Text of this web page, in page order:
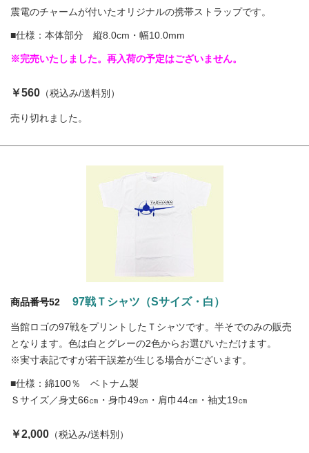
震電のチャームが付いたオリジナルの携帯ストラップです。
■仕様：本体部分 縦8.0cm・幅10.0mm
※完売いたしました。再入荷の予定はございません。
￥560 （税込み/送料別）
売り切れました。
商品番号52 97戦Ｔシャツ（Sサイズ・白）
当館ロゴの97戦をプリントしたＴシャツです。半そでのみの販売
となります。色は白とグレーの2色からお選びいただけます。
※実寸表記ですが若干誤差が生じる場合がございます。
■仕様：綿100％ ベトナム製
Ｓサイズ／身丈66㎝・身巾49㎝・肩巾44㎝・袖丈19㎝
￥2,000 （税込み/送料別）